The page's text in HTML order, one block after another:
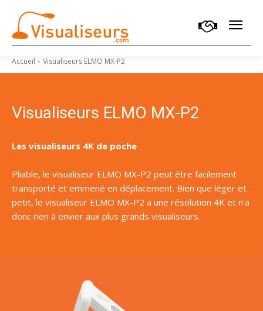
Accueil Visualiseurs ELMO MX-P2
Visualiseurs ELMO MX-P2
Les visualiseurs 4K de poche
Pliable, le visualiseur ELMO MX-P2 peut être facilement
transporté et emmené en déplacement. Bien que léger et
petit, le visualiseur ELMO MX-P2 a une résolution 4K et n’a
donc rien à envier aux plus grands visualiseurs.